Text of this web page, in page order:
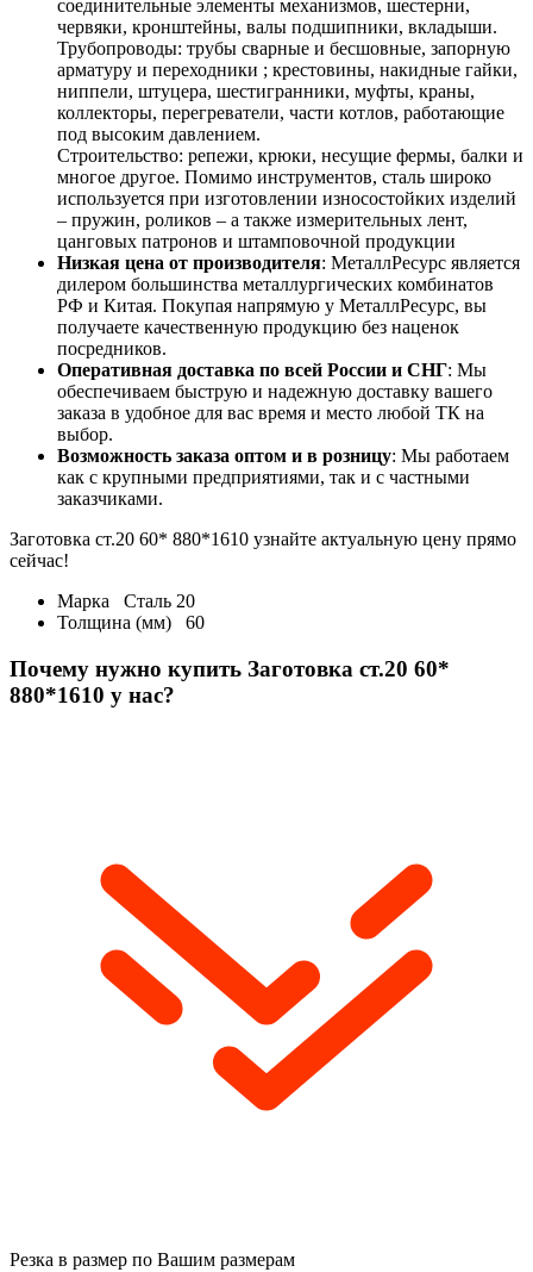
соединительные элементы механизмов, шестерни,
червяки, кронштейны, валы подшипники, вкладыши.
Трубопроводы: трубы сварные и бесшовные, запорную
арматуру и переходники ; крестовины, накидные гайки,
ниппели, штуцера, шестигранники, муфты, краны,
коллекторы, перегреватели, части котлов, работающие
под высоким давлением.
Строительство: репежи, крюки, несущие фермы, балки и
многое другое. Помимо инструментов, сталь широко
используется при изготовлении износостойких изделий
– пружин, роликов – а также измерительных лент,
цанговых патронов и штамповочной продукции
Низкая цена от производителя: МеталлРесурс является
дилером большинства металлургических комбинатов
РФ и Китая. Покупая напрямую у МеталлРесурс, вы
получаете качественную продукцию без наценок
посредников.
Оперативная доставка по всей России и СНГ: Мы
обеспечиваем быструю и надежную доставку вашего
заказа в удобное для вас время и место любой ТК на
выбор.
Возможность заказа оптом и в розницу: Мы работаем
как с крупными предприятиями, так и с частными
заказчиками.
Заготовка ст.20 60* 880*1610 узнайте актуальную цену прямо
сейчас!
Марка
Сталь 20
Толщина (мм)
60
Почему нужно купить Заготовка ст.20 60*
880*1610 у нас?
Резка в размер по Вашим размерам